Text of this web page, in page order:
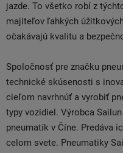
jazde. To všetko robí z
majiteľov ľahkých
očakávajú kvalitu a
Spoločnosť pre značku
technické skúsenosti s
cieľom navrhnúť a vyrobiť
typy vozidiel. Výrobca
pneumatík v Číne. Predáva
celom svete. Pneumatiky